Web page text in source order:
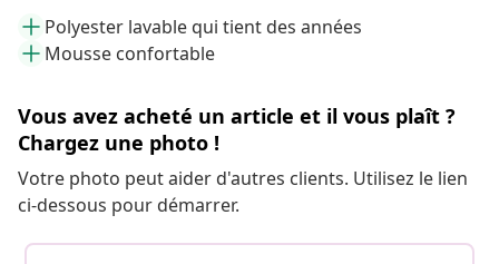
Polyester lavable qui tient des années
Mousse confortable
Vous avez acheté un article et il vous plaît ?
Chargez une photo !
Votre photo peut aider d'autres clients. Utilisez le lien
ci-dessous pour démarrer.